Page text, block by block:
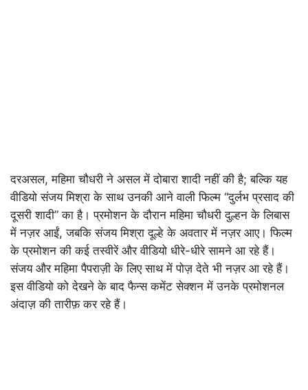
दरअसल, महिमा चौधरी ने असल में दोबारा शादी नहीं की है; बल्कि यह
वीडियो संजय मिश्रा के साथ उनकी आने वाली फिल्म “दुर्लभ प्रसाद की
दूसरी शादी” का है। प्रमोशन के दौरान महिमा चौधरी दुल्हन के लिबास
में नज़र आईं, जबकि संजय मिश्रा दूल्हे के अवतार में नज़र आए। फिल्म
के प्रमोशन की कई तस्वीरें और वीडियो धीरे-धीरे सामने आ रहे हैं।
संजय और महिमा पैपराज़ी के लिए साथ में पोज़ देते भी नज़र आ रहे हैं।
इस वीडियो को देखने के बाद फैन्स कमेंट सेक्शन में उनके प्रमोशनल
अंदाज़ की तारीफ़ कर रहे हैं।